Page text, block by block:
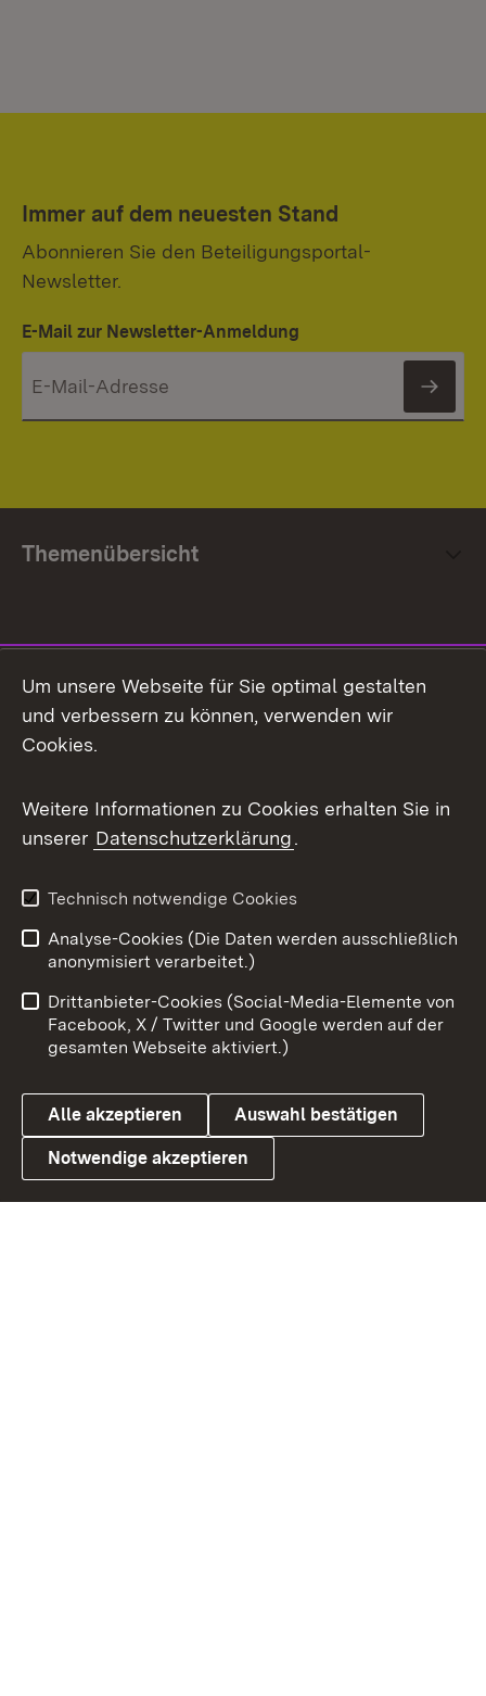
Immer auf dem neuesten Stand
Abonnieren Sie den Beteiligungsportal-
Newsletter.
E-Mail zur Newsletter-Anmeldung
Themenübersicht
Facebook
X / Twitter
Youtube
Link zum Landesportal
Impressum
Kontakt
Barrierefreiheit
Datenschutz
Cookies
Um unsere Webseite für Sie optimal gestalten
und verbessern zu können, verwenden wir
Cookies.
Weitere Informationen zu Cookies erhalten Sie in
unserer Datenschutzerklärung.
Technisch notwendige Cookies
Analyse-Cookies (Die Daten werden ausschließlich
anonymisiert verarbeitet.)
Drittanbieter-Cookies (Social-Media-Elemente von
Facebook, X / Twitter und Google werden auf der
gesamten Webseite aktiviert.)
Alle akzeptieren Auswahl bestätigen
Notwendige akzeptieren